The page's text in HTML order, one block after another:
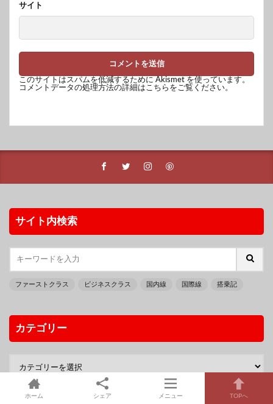
サイト
このサイトはスパムを低減するために Akismet を使っています。
コメントデータの処理方法の詳細はこちらをご覧ください。
サイト内検索
ファーストクラス ビジネスクラス 国内線 国際線 搭乗記
カテゴリー
ホーム シェア メニュー TOPへ